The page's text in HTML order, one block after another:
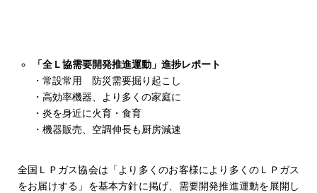
「全Ｌ協需要開発推進運動」進捗レポート
・常設常用 防災需要掘り起こし
・高効率機器、より多くの家庭に
・炎を身近に火育・食育
・機器販売、空調伸長も厨房減速
全国ＬＰガス協会は「より多くのお客様により多くのＬＰガス
をお届けする」を基本方針に掲げ、需要開発推進運動を展開し